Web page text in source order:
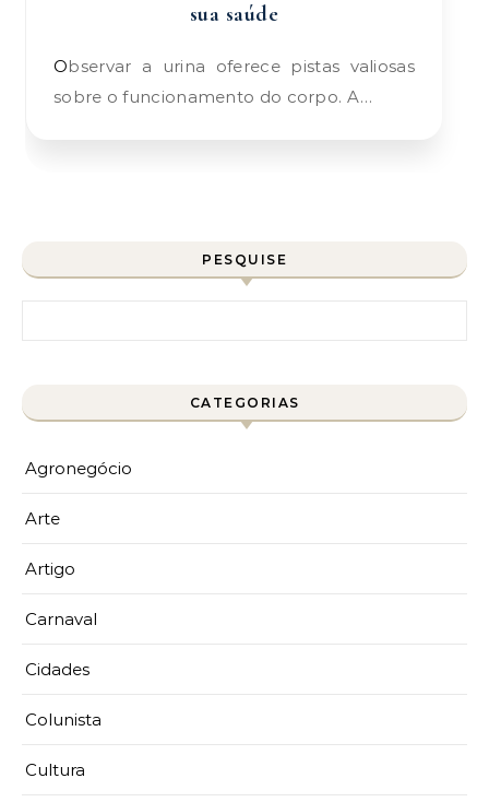
sua saúde
Observar a urina oferece pistas valiosas
sobre o funcionamento do corpo. A…
PESQUISE
CATEGORIAS
Agronegócio
Arte
Artigo
Carnaval
Cidades
Colunista
Cultura